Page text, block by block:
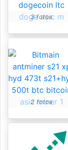
3 fotos
2 fotos